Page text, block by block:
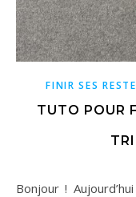
FINIR SES
TUTO POUR
Bonjour ! Aujourd’hui je vous propose un tuto rapide et